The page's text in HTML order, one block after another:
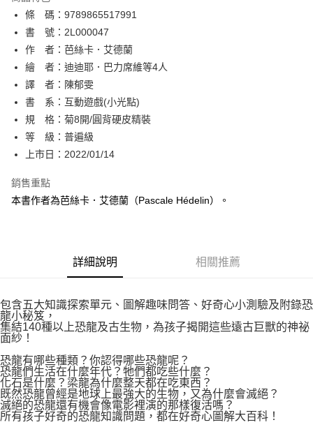
相關說明
【關於「AFTEE先享後付」】
AFTEE先享後付是「在收到商品之後才付款」的支付方式。 讓您購物簡單
便利好安心！
１．簡單：不需註冊會員、不需綁卡、不需儲值。
２．便利：只要手機號碼，簡訊認證，即可結帳。
３．安心：先確認商品／服務後，再付款。
【「AFTEE先享後付」結帳流程】
１．於結帳方式選擇「AFTEE先享後付」後，將跳轉至「AFTEE先享後付」
結帳頁面，進行簡訊認證並確認金額後，即可完成結帳。
２．訂單成立數日內，您將收到繳費通知簡訊。
３．收到繳費通知簡訊後14天內，點擊此簡訊中的連結，可透過四大超商／
※ 請注意：結帳手續完成當下不需立刻繳費，但若您需要取消訂單，請聯絡
購買商品的店家。未經商家同意取消之訂單仍視為有效，需透過AFTEE先享
後付繳納相關費用。
權轉讓予恩沛科技股份有限公司。
２．關於個人資料處理事宜，請瀏覽以下網址：
https://aftee.tw/terms/#terms3
３．未成年的使用者請事先徵得法定代理人或監護人之同意方可使用
「AFTEE先享後付」，若未經同意申辦者引起之損失，本公司不負相關責
任。
４．使用「AFTEE先享後付」時，將依據個別帳號之用戶狀況，依本公司即
時審查核予不同之上限額度；若仍有額度不足之情形，本公司將視審查結果
請求用戶進行身份認證。
５．嚴禁一人註冊多個帳號或使用他人資訊註冊。若發現惡意使用之情形，
ATM付款
運送方式
全家取貨付款
每筆NT$80，滿NT$500(含以上)免運費
付款後全家取貨
每筆NT$80，滿NT$500(含以上)免運費
每筆NT$80，滿NT$500(含以上)免運費
付款後7-11取貨
每筆NT$80，滿NT$500(含以上)免運費
宅配
每筆NT$100，滿NT$800(含以上)免運費
國家/地區配送 查看運費
條 碼：9789865517991
書 號：2L000047
作 者：芭絲卡．艾德蘭
繪 者：迪迪耶．巴力席維等4人
譯 者：陳郁雯
書 系：互動遊戲(小光點)
規 格：菊8開/圓背硬皮精裝
等 級：普遍級
上市日：2022/01/14
銷售重點
本書作者為芭絲卡．艾德蘭（Pascale Hédelin）。
詳細說明 相關推薦
包含五大知識探索單元、圖解趣味問答、好奇心小測驗及附錄恐
龍小秘笈，
集結140種以上恐龍及古生物，為孩子揭開這些遠古巨獸的神祕
面紗！
恐龍有哪些種類？你認得哪些恐龍呢？
恐龍們生活在什麼年代？牠們都吃些什麼？
化石是什麼？梁龍為什麼整天都在吃東西？
既然恐龍曾經是地球上最強大的生物，又為什麼會滅絕？
滅絕的恐龍還有機會像電影裡演的那樣復活嗎？
所有孩子好奇的恐龍知識問題，都在好奇心圖解大百科！